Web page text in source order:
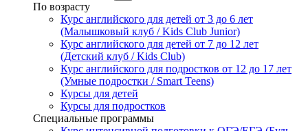
По возрасту
Курс английского для детей от 3 до 6 лет
(Малышковый клуб / Kids Club Junior)
Курс английского для детей от 7 до 12 лет
(Детский клуб / Kids Club)
Курс английского для подростков от 12 до 17 лет
(Умные подростки / Smart Teens)
Курсы для детей
Курсы для подростков
Специальные программы